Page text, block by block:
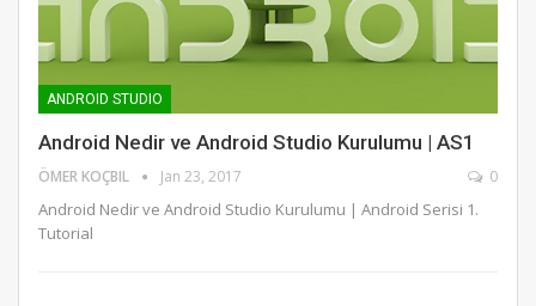
ANDROID STUDIO
Android Nedir ve Android Studio Kurulumu | AS1
ÖMER KOÇBIL Jan 23, 2017 0
Android Nedir ve Android Studio Kurulumu | Android Serisi 1.
Tutorial